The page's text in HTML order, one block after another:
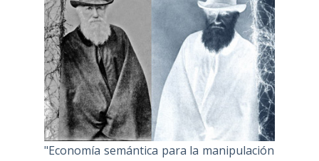
"Economía semántica para la manipulación